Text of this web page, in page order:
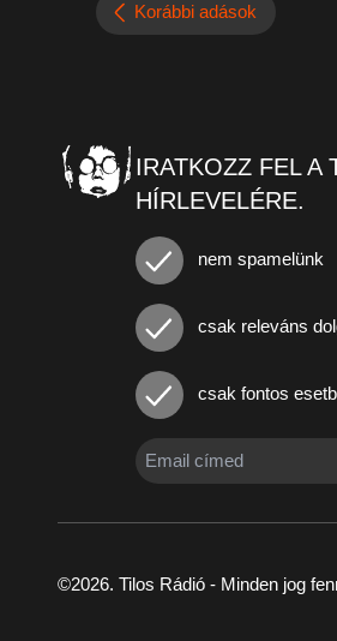
Korábbi adások
IRATKOZZ FEL A
HÍRLEVELÉRE.
nem spamelünk
csak releváns
csak fontos
©2026. Tilos Rádió - Minden jog